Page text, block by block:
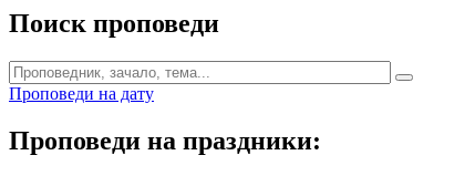
Поиск проповеди
Проповеди на дату
Проповеди на праздники: